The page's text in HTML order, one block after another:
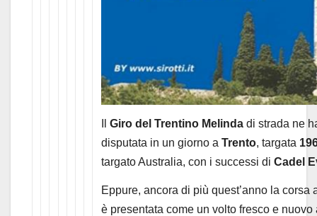
Giro del Trentino Melindadi strada ne
disputata in un giorno a Trento, targata
targato Australia, con i successi di Cadel
Eppure, ancora di più quest’anno la
è presentata come un volto fresco e